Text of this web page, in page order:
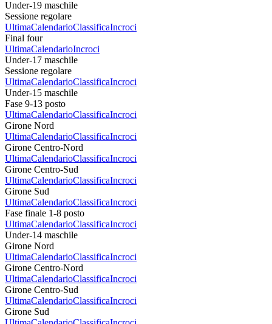
Under-19 maschile
Sessione regolare
UltimaCalendarioClassificaIncroci
Final four
UltimaCalendarioIncroci
Under-17 maschile
Sessione regolare
UltimaCalendarioClassificaIncroci
Under-15 maschile
Fase 9-13 posto
UltimaCalendarioClassificaIncroci
Girone Nord
UltimaCalendarioClassificaIncroci
Girone Centro-Nord
UltimaCalendarioClassificaIncroci
Girone Centro-Sud
UltimaCalendarioClassificaIncroci
Girone Sud
UltimaCalendarioClassificaIncroci
Fase finale 1-8 posto
UltimaCalendarioClassificaIncroci
Under-14 maschile
Girone Nord
UltimaCalendarioClassificaIncroci
Girone Centro-Nord
UltimaCalendarioClassificaIncroci
Girone Centro-Sud
UltimaCalendarioClassificaIncroci
Girone Sud